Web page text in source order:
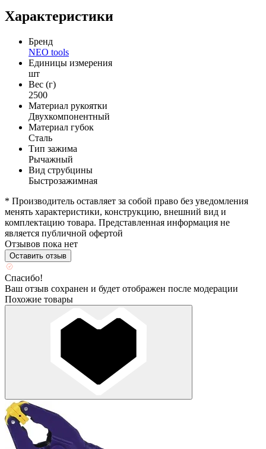
Характеристики
Бренд
NEO tools
Единицы измерения
шт
Вес (г)
2500
Материал рукоятки
Двухкомпонентный
Материал губок
Сталь
Тип зажима
Рычажный
Вид струбцины
Быстрозажимная
* Производитель оставляет за собой право без уведомления
менять характеристики, конструкцию, внешний вид и
комплектацию товара. Представленная информация не
является публичной офертой
Отзывов пока нет
Оставить отзыв
Спасибо!
Ваш отзыв сохранен и будет отображен после модерации
Похожие товары